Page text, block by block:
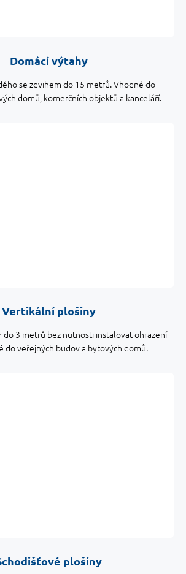
Domácí výtahy
se zdvihem do 15 metrů. Vhodné do
domů, komerčních objektů a kanceláří.
Vertikální plošiny
do 3 metrů bez nutnosti instalovat ohrazení
do veřejných budov a bytových domů.
plošiny